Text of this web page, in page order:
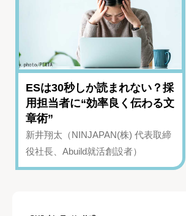
ESは30秒しか読まれない？採
用担当者に“効率良く伝わる文
章術”
新井翔太（NINJAPAN(株) 代表取締
役社長、Abuild就活創設者）